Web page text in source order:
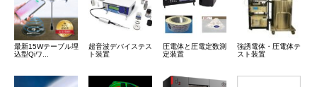
最新15Wテーブル埋
込型Qiワ...
超音波デバイステス
ト装置
圧電体と圧電定数測
定装置
強誘電体・圧電体テ
スト装置